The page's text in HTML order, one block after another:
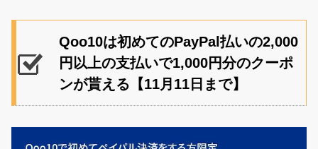
Qoo10は初めてのPayPal払いの2,000
円以上の支払いで1,000円分のクーポ
ンが貰える【11月11日まで】